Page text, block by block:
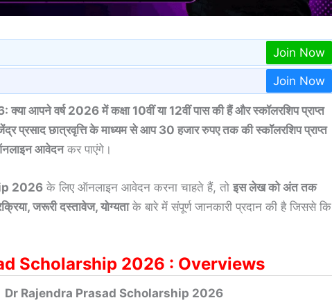
Join Now
Join Now
वर्ष 2026 में कक्षा 10वीं या 12वीं पास की हैं और स्कॉलरशिप प्राप्त
प्रसाद छात्रवृत्ति के माध्यम से आप 30 हजार रुपए तक की स्कॉलरशिप प्राप्त
आवेदनकर पाएंगे।
2026 के लिए ऑनलाइन आवेदन करना चाहते हैं, तो इस लेख को अंत तक
जरूरी दस्तावेज, योग्यताके बारे में संपूर्ण जानकारी प्रदान की है जिससे कि
Scholarship 2026 : Overviews
Dr Rajendra Prasad Scholarship 2026